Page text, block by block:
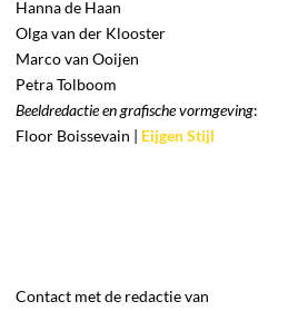
Hanna de Haan
Olga van der Klooster
Marco van Ooijen
Petra Tolboom
Beeldredactie en grafische vormgeving:
Floor Boissevain | Eijgen Stijl
Contact met de redactie van